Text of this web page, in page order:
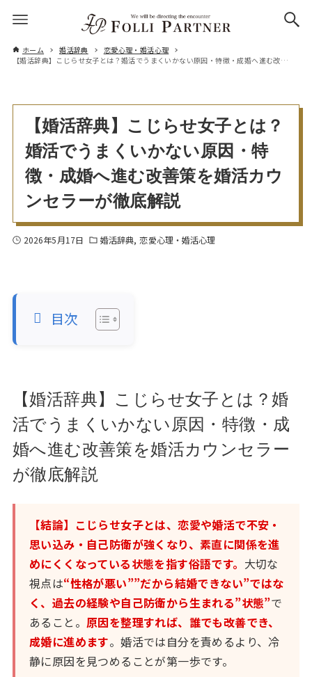
ホーム 婚活辞典
恋愛心理・婚活心理
【婚活辞典】こじらせ女子とは？婚活でうまくいかない原因・特徴・成婚へ進む改善策を婚活カウンセラーが徹底解説
【婚活辞典】こじらせ女子とは？
婚活でうまくいかない原因・特
徴・成婚へ進む改善策を婚活カウ
ンセラーが徹底解説
2026年5月17日 婚活辞典 恋愛心理・婚活心理
目次
【婚活辞典】こじらせ女子とは？婚
活でうまくいかない原因・特徴・成
婚へ進む改善策を婚活カウンセラー
が徹底解説
【結論】こじらせ女子とは、恋愛や婚活で不安・
思い込み・自己防衛が強くなり、素直に関係を進
めにくくなっている状態を指す俗語です。 大切な
視点は“性格が悪い””だから結婚できない”ではな
く、過去の経験や自己防衛から生まれる”状態”で
あること。 原因を整理すれば、誰でも改善でき、
成婚に進めます。婚活では自分を責めるより、冷
静に原因を見つめることが第一歩です。